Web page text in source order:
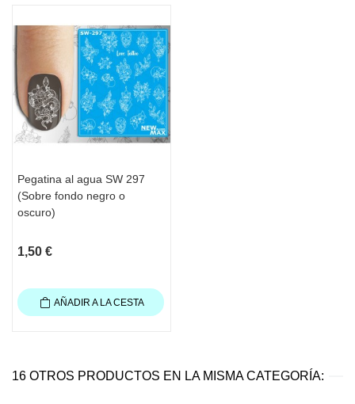
Pegatina al agua SW 297
(Sobre fondo negro o
oscuro)
1,50 €
AÑADIR A LA CESTA
16 OTROS PRODUCTOS EN LA MISMA CATEGORÍA: